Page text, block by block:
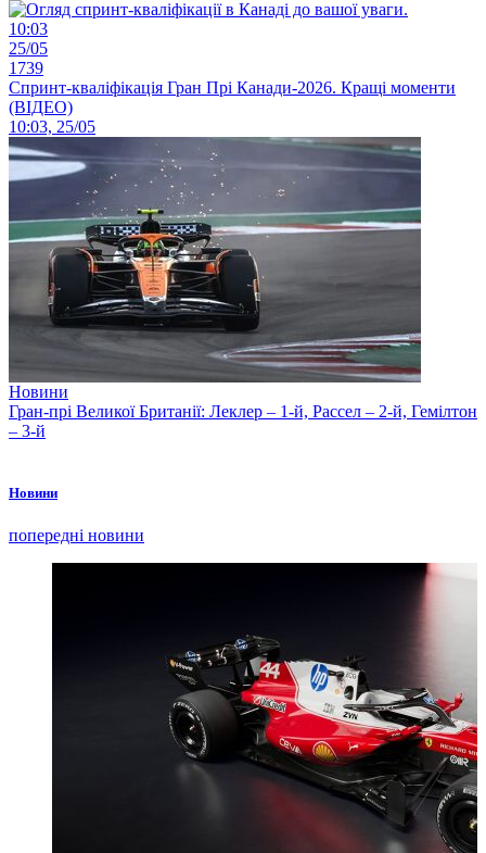
10:03
25/05
1739
Спринт-кваліфікація Гран Прі Канади-2026. Кращі моменти
(ВІДЕО)
10:03, 25/05
Новини
Гран-прі Великої Британії: Леклер – 1-й, Рассел – 2-й, Гемілтон
– 3-й
Новини
попередні новини